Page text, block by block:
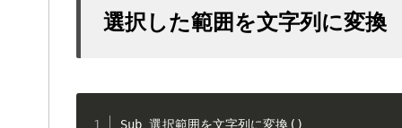
選択した範囲を文字列に変換
Sub 選択範囲を文字列に変換()